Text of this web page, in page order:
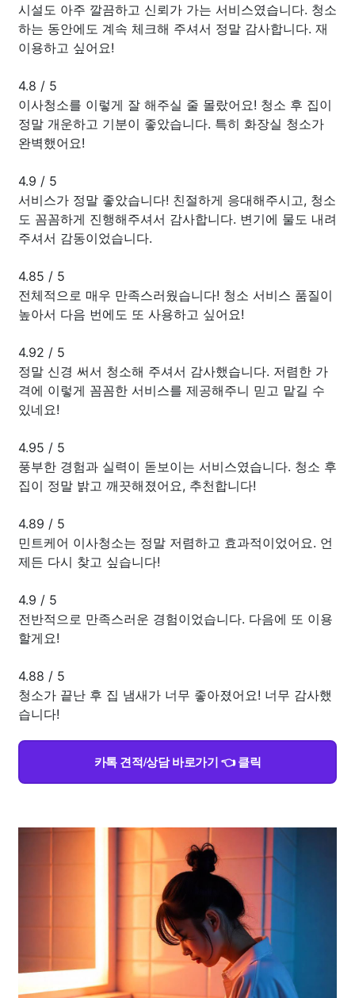
시설도 아주 깔끔하고 신뢰가 가는 서비스였습니다. 청소
하는 동안에도 계속 체크해 주셔서 정말 감사합니다. 재
이용하고 싶어요!
4.8 / 5
이사청소를 이렇게 잘 해주실 줄 몰랐어요! 청소 후 집이
정말 개운하고 기분이 좋았습니다. 특히 화장실 청소가
완벽했어요!
4.9 / 5
서비스가 정말 좋았습니다! 친절하게 응대해주시고, 청소
도 꼼꼼하게 진행해주셔서 감사합니다. 변기에 물도 내려
주셔서 감동이었습니다.
4.85 / 5
전체적으로 매우 만족스러웠습니다! 청소 서비스 품질이
높아서 다음 번에도 또 사용하고 싶어요!
4.92 / 5
정말 신경 써서 청소해 주셔서 감사했습니다. 저렴한 가
격에 이렇게 꼼꼼한 서비스를 제공해주니 믿고 맡길 수
있네요!
4.95 / 5
풍부한 경험과 실력이 돋보이는 서비스였습니다. 청소 후
집이 정말 밝고 깨끗해졌어요, 추천합니다!
4.89 / 5
민트케어 이사청소는 정말 저렴하고 효과적이었어요. 언
제든 다시 찾고 싶습니다!
4.9 / 5
전반적으로 만족스러운 경험이었습니다. 다음에 또 이용
할게요!
4.88 / 5
청소가 끝난 후 집 냄새가 너무 좋아졌어요! 너무 감사했
습니다!
카톡 견적/상담 바로가기 👈 클릭